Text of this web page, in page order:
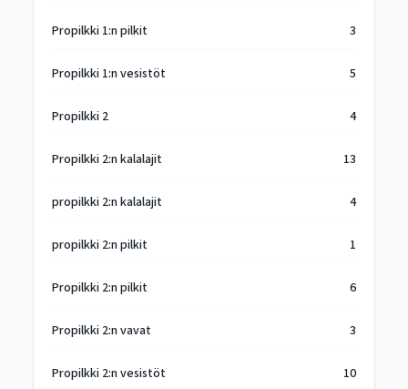
Propilkki 1:n pilkit 3
Propilkki 1:n vesistöt 5
Propilkki 2 4
Propilkki 2:n kalalajit 13
propilkki 2:n kalalajit 4
propilkki 2:n pilkit 1
Propilkki 2:n pilkit 6
Propilkki 2:n vavat 3
Propilkki 2:n vesistöt 10